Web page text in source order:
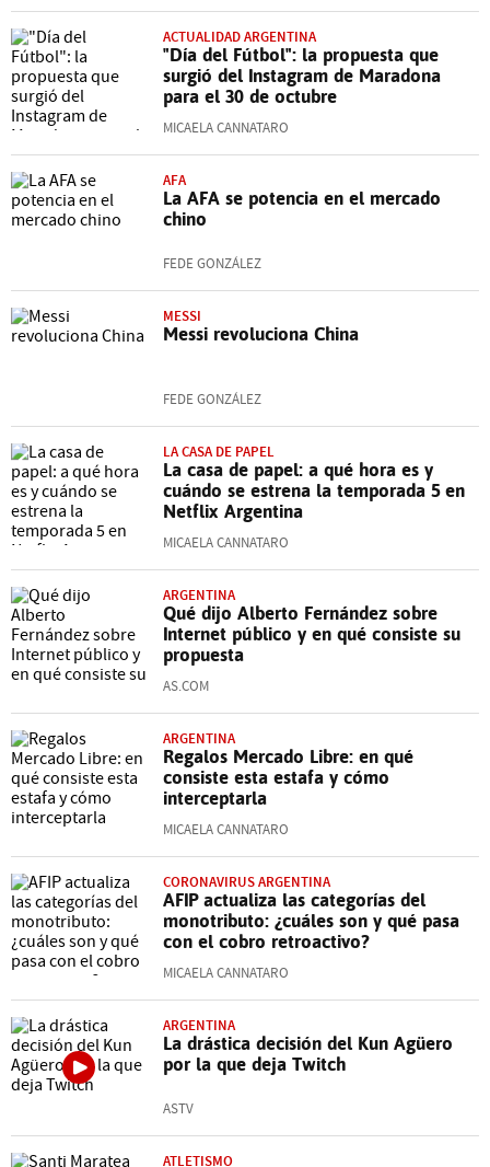
ACTUALIDAD ARGENTINA
"Día del Fútbol": la propuesta que
surgió del Instagram de Maradona
para el 30 de octubre
MICAELA CANNATARO
AFA
La AFA se potencia en el mercado
chino
FEDE GONZÁLEZ
MESSI
Messi revoluciona China
FEDE GONZÁLEZ
LA CASA DE PAPEL
La casa de papel: a qué hora es y
cuándo se estrena la temporada 5 en
Netflix Argentina
MICAELA CANNATARO
ARGENTINA
Qué dijo Alberto Fernández sobre
Internet público y en qué consiste su
propuesta
AS.COM
ARGENTINA
Regalos Mercado Libre: en qué
consiste esta estafa y cómo
interceptarla
MICAELA CANNATARO
CORONAVIRUS ARGENTINA
AFIP actualiza las categorías del
monotributo: ¿cuáles son y qué pasa
con el cobro retroactivo?
MICAELA CANNATARO
ARGENTINA
La drástica decisión del Kun Agüero
por la que deja Twitch
ASTV
ATLETISMO